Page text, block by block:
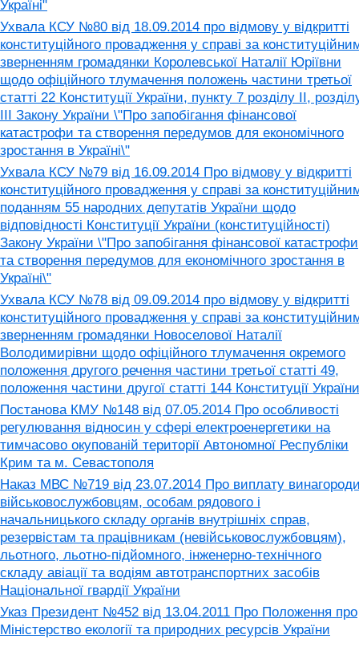
Україні"
Ухвала КСУ №80 від 18.09.2014 про відмову у відкритті
конституційного провадження у справі за
зверненням громадянки Королевської Наталії Юріївни
щодо офіційного тлумачення положень частини третьої
статті 22 Конституції України, пункту 7 розділу II,
III Закону України \"Про запобігання фінансової
катастрофи та створення передумов для економічного
зростання в Україні\"
Ухвала КСУ №79 від 16.09.2014 Про відмову у відкритті
конституційного провадження у справі за
поданням 55 народних депутатів України щодо
відповідності Конституції України (конституційності)
Закону України \"Про запобігання фінансової катастрофи
та створення передумов для економічного зростання в
Україні\"
Ухвала КСУ №78 від 09.09.2014 про відмову у відкритті
конституційного провадження у справі за
зверненням громадянки Новоселової Наталії
Володимирівни щодо офіційного тлумачення окремого
положення другого речення частини третьої статті 49,
положення частини другої статті 144 Конституції України
Постанова КМУ №148 від 07.05.2014 Про особливості
регулювання відносин у сфері електроенергетики на
тимчасово окупованій території Автономної Республіки
Крим та м. Севастополя
Наказ МВС №719 від 23.07.2014 Про виплату
військовослужбовцям, особам рядового і
начальницького складу органів внутрішніх справ,
резервістам та працівникам (невійськовослужбовцям),
льотного, льотно-підйомного, інженерно-технічного
складу авіації та водіям автотранспортних засобів
Національної гвардії України
Указ Президент №452 від 13.04.2011 Про Положення про
Міністерство екології та природних ресурсів України